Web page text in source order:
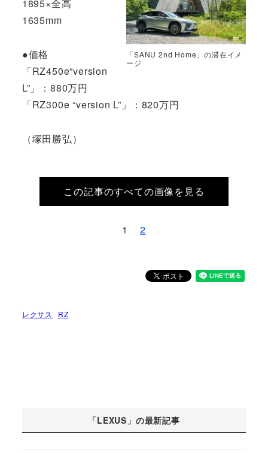
「SANU 2nd Home」の滞在イメ
ージ
1895×全高
1635mm
●価格
「RZ450e“version
L”」：880万円
「RZ300e “version L”」：820万円
（塚田勝弘）
この記事のすべての画像を見る
1 2
レクサス RZ
「LEXUS」の最新記事